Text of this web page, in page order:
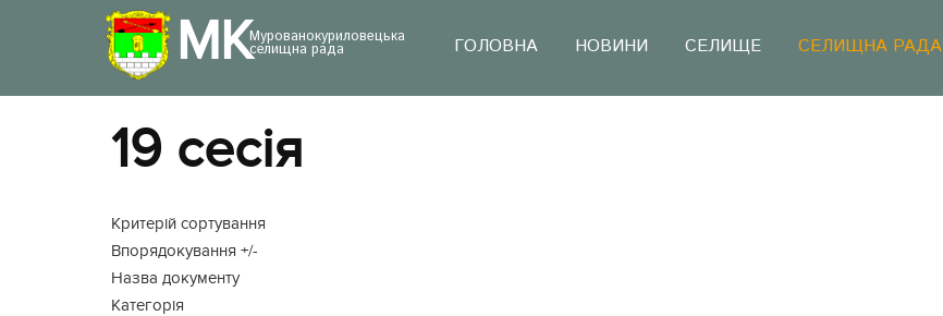
МКМурованокуриловецька
селищна рада ГОЛОВНА НОВИНИ СЕЛИЩЕ СЕЛИЩНА РАДА
19 сесія
Критерій сортування
Впорядокування +/-
Назва документу
Категорія